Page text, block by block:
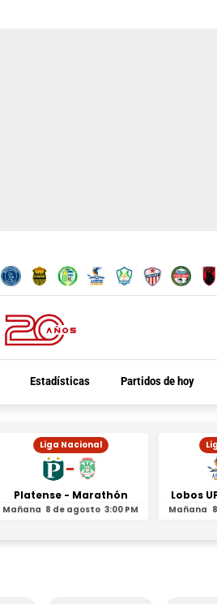
Estadísticas Partidos de hoy
Liga Nacional
-
Platense - Marathón
Mañana 8 de agosto 3:00 PM
Lobos
Mañana